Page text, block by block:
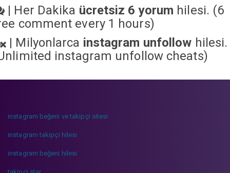
| Her Dakika ücretsiz 6 yorum hilesi. (6
comment every 1 hours)
| Milyonlarca instagram unfollow hilesi.
instagram unfollow cheats)
instagram beğeni ve takipçi sitesi
instagram takipçi hilesi
instagram beğeni hilesi